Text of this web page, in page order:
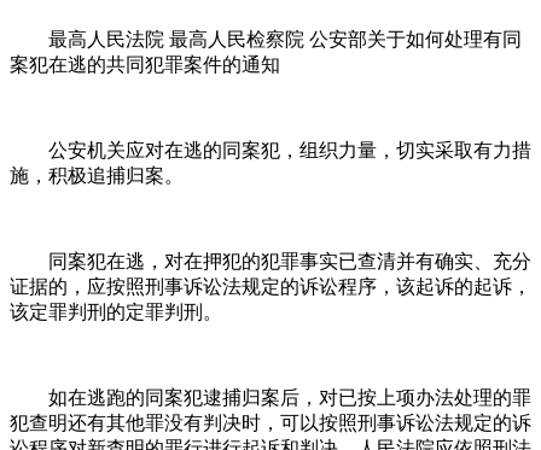
最高人民法院 最高人民检察院 公安部关于如何处理有同
案犯在逃的共同犯罪案件的通知
公安机关应对在逃的同案犯，组织力量，切实采取有力措
施，积极追捕归案。
同案犯在逃，对在押犯的犯罪事实已查清并有确实、充分
证据的，应按照刑事诉讼法规定的诉讼程序，该起诉的起诉，
该定罪判刑的定罪判刑。
如在逃跑的同案犯逮捕归案后，对已按上项办法处理的罪
犯查明还有其他罪没有判决时，可以按照刑事诉讼法规定的诉